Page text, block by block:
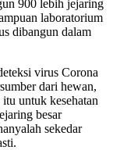
900 lebih jejaring
laboratorium
dibangun dalam
virus Corona
dari hewan,
untuk kesehatan
besar
sekedar